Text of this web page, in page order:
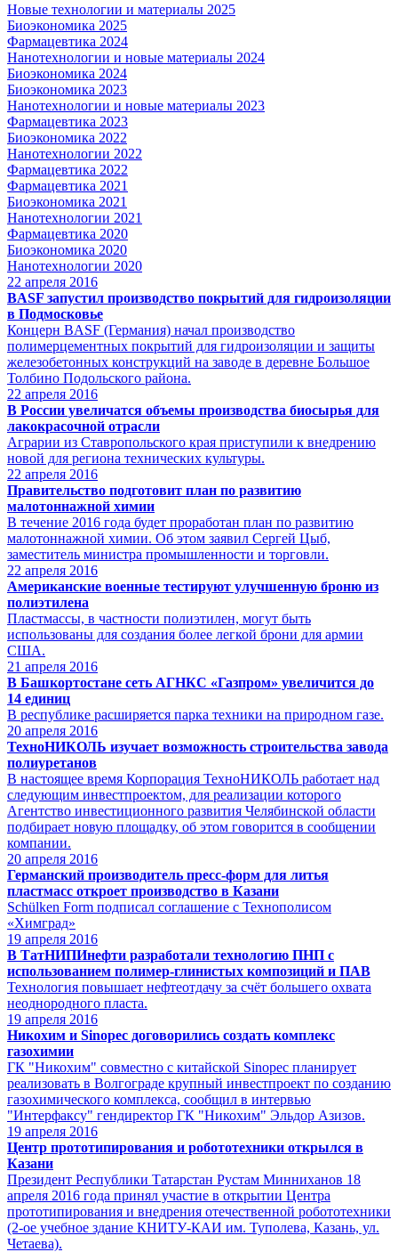
Новые технологии и материалы 2025
Биоэкономика 2025
Фармацевтика 2024
Нанотехнологии и новые материалы 2024
Биоэкономика 2024
Биоэкономика 2023
Нанотехнологии и новые материалы 2023
Фармацевтика 2023
Биоэкономика 2022
Нанотехнологии 2022
Фармацевтика 2022
Фармацевтика 2021
Биоэкономика 2021
Нанотехнологии 2021
Фармацевтика 2020
Биоэкономика 2020
Нанотехнологии 2020
22 апреля 2016
BASF запустил производство покрытий для гидроизоляции
в Подмосковье
Концерн BASF (Германия) начал производство
полимерцементных покрытий для гидроизоляции и защиты
железобетонных конструкций на заводе в деревне Большое
Толбино Подольского района.
22 апреля 2016
В России увеличатся объемы производства биосырья для
лакокрасочной отрасли
Аграрии из Ставропольского края приступили к внедрению
новой для региона технических культуры.
22 апреля 2016
Правительство подготовит план по развитию
малотоннажной химии
В течение 2016 года будет проработан план по развитию
малотоннажной химии. Об этом заявил Сергей Цыб,
заместитель министра промышленности и торговли.
22 апреля 2016
Американские военные тестируют улучшенную броню из
полиэтилена
Пластмассы, в частности полиэтилен, могут быть
использованы для создания более легкой брони для армии
США.
21 апреля 2016
В Башкортостане сеть АГНКС «Газпром» увеличится до
14 единиц
В республике расширяется парка техники на природном газе.
20 апреля 2016
ТехноНИКОЛЬ изучает возможность строительства завода
полиуретанов
В настоящее время Корпорация ТехноНИКОЛЬ работает над
следующим инвестпроектом, для реализации которого
Агентство инвестиционного развития Челябинской области
подбирает новую площадку, об этом говорится в сообщении
компании.
20 апреля 2016
Германский производитель пресс-форм для литья
пластмасс откроет производство в Казани
Schülken Form подписал соглашение с Технополисом
«Химград»
19 апреля 2016
В ТатНИПИнефти разработали технологию ПНП с
использованием полимер-глинистых композиций и ПАВ
Технология повышает нефтеотдачу за счёт большего охвата
неоднородного пласта.
19 апреля 2016
Никохим и Sinopec договорились создать комплекс
газохимии
ГК "Никохим" совместно с китайской Sinopec планирует
реализовать в Волгограде крупный инвестпроект по созданию
газохимического комплекса, сообщил в интервью
"Интерфаксу" гендиректор ГК "Никохим" Эльдор Азизов.
19 апреля 2016
Центр прототипирования и робототехники открылся в
Казани
Президент Республики Татарстан Рустам Минниханов 18
апреля 2016 года принял участие в открытии Центра
прототипирования и внедрения отечественной робототехники
(2-ое учебное здание КНИТУ-КАИ им. Туполева, Казань, ул.
Четаева).